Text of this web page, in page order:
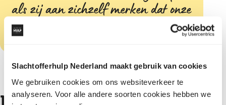
Slachtofferhulp Nederland maakt gebruik van cookies
We gebruiken cookies om ons websiteverkeer te
analyseren. Voor alle andere soorten cookies hebben we
als zij aan zichzelf merken dat onze
ondersteuning werkt